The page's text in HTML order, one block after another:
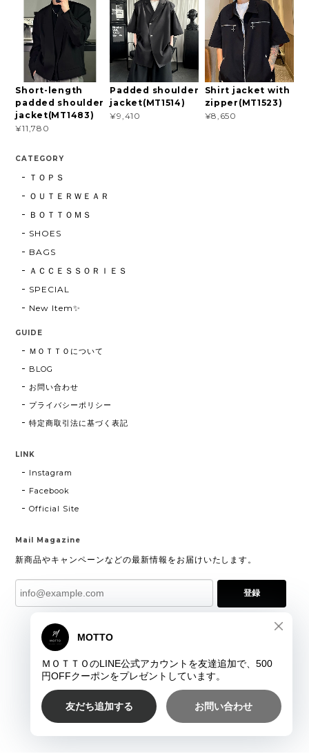
Short-length
padded shoulder
jacket(MT1483)
¥11,780
Padded shoulder
jacket(MT1514)
¥9,410
Shirt jacket with
zipper(MT1523)
¥8,650
CATEGORY
ＴＯＰＳ
ＯＵＴＥＲＷＥＡＲ
ＢＯＴＴＯＭＳ
SHOES
BAGS
ＡＣＣＥＳＳＯＲＩＥＳ
SPECIAL
New Item✨
GUIDE
ＭＯＴＴＯについて
BLOG
お問い合わせ
プライバシーポリシー
特定商取引法に基づく表記
LINK
Instagram
Facebook
Official Site
Mail Magazine
新商品やキャンペーンなどの最新情報をお届けいたします。
登録